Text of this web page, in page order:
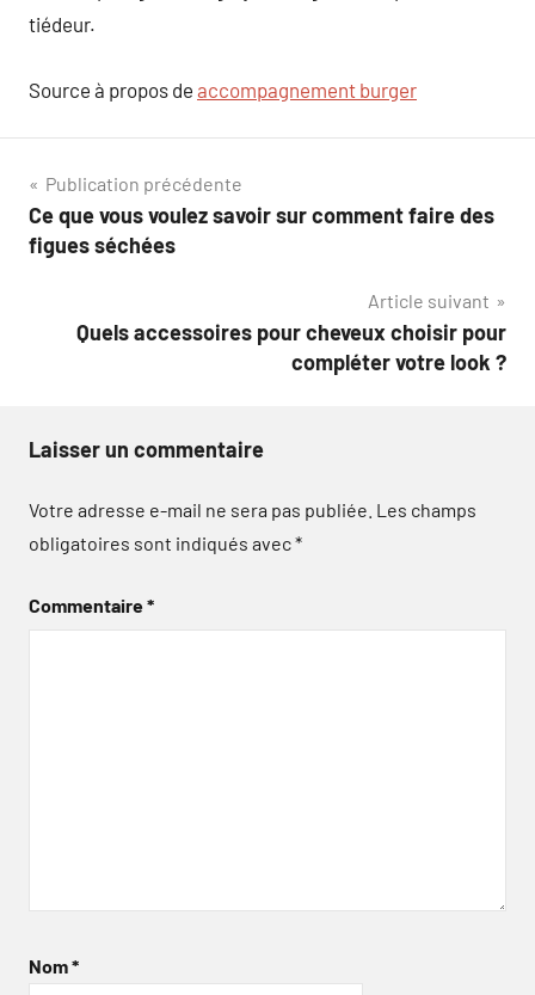
tiédeur.
Source à propos de accompagnement burger
Navigation
de
Publication précédente
Ce que vous voulez savoir sur comment faire des
figues séchées
Article suivant
Quels accessoires pour cheveux choisir pour
compléter votre look ?
Laisser un commentaire
Votre adresse e-mail ne sera pas publiée. Les champs
obligatoires sont indiqués avec*
Commentaire*
Nom*